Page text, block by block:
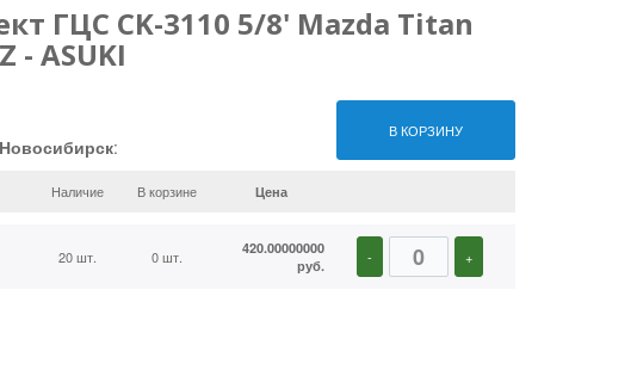
ГЦС CK-3110 5/8' Mazda Titan
- ASUKI
В КОРЗИНУ
Новосибирск:
Наличие В корзине Цена
20 шт. 0 шт.
420.00000000
руб.
- +